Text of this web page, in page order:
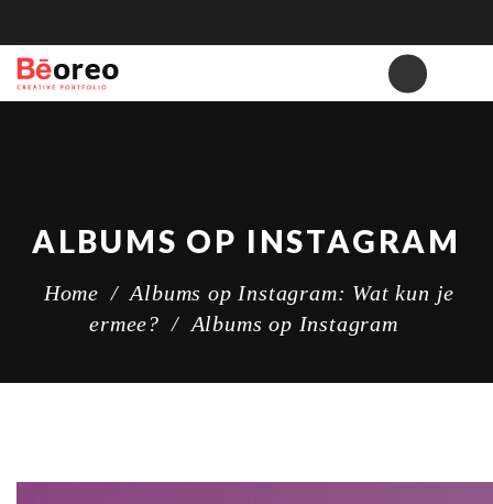
ALBUMS OP INSTAGRAM
Home / Albums op Instagram: Wat kun je
ermee? / Albums op Instagram